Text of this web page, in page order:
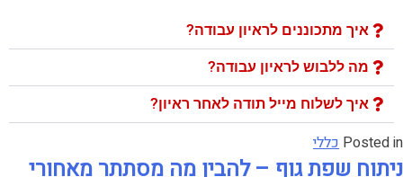
איך מתכוננים לראיון עבודה?
מה ללבוש לראיון עבודה?
איך לשלוח מייל תודה לאחר ראיון?
Posted in כללי
ניתוח שפת גוף – להבין מה מסתתר מאחורי